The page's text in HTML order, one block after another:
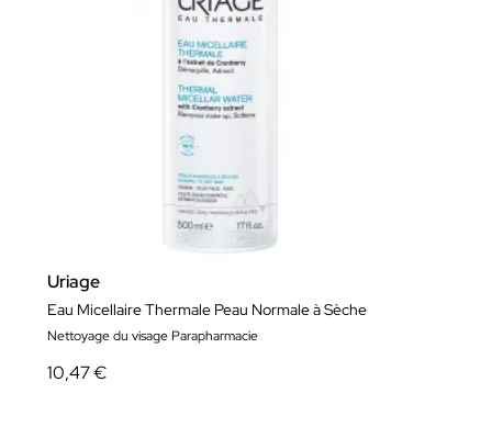
Uriage
Eau Micellaire Thermale Peau Normale à Sèche
Nettoyage du visage Parapharmacie
10,47 €